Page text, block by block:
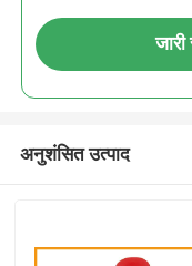
अनुशंसित उत्पाद